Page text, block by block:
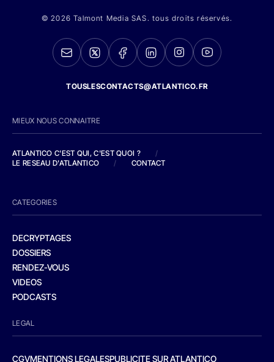
© 2026 Talmont Media SAS. tous droits réservés.
TOUSLESCONTACTS@ATLANTICO.FR
MIEUX NOUS CONNAITRE
ATLANTICO C'EST QUI, C'EST QUOI ?
/
LE RESEAU D'ATLANTICO
/ CONTACT
CATEGORIES
DECRYPTAGES
DOSSIERS
RENDEZ-VOUS
VIDEOS
PODCASTS
LEGAL
CGVMENTIONS LEGALESPUBLICITE SUR ATLANTICO